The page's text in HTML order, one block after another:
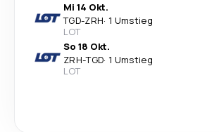
Mi 14 Okt.
TGD-ZRH· 1 Umstieg
LOT
So 18 Okt.
ZRH-TGD· 1 Umstieg
LOT